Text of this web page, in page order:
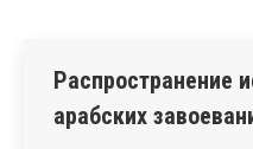
Распространение
арабских